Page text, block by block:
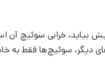
بیاید، خرابی سوئیچ
دیگر، سوئیچ‌ها فقط